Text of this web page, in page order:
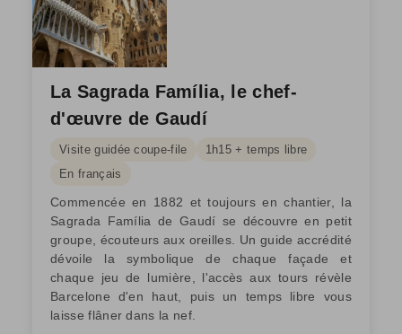
La Sagrada Família, le chef-
d'œuvre de Gaudí
Visite guidée coupe-file
1h15 + temps libre
En français
Commencée en 1882 et toujours en chantier, la
Sagrada Família de Gaudí se découvre en petit
groupe, écouteurs aux oreilles. Un guide accrédité
dévoile la symbolique de chaque façade et
chaque jeu de lumière, l'accès aux tours révèle
Barcelone d'en haut, puis un temps libre vous
laisse flâner dans la nef.